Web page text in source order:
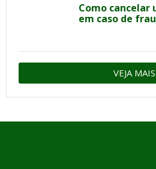
Como cancelar
em caso de
VEJA MAIS